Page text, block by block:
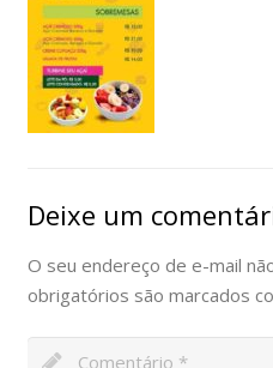
Deixe um
O seu endereço de e-mail
obrigatórios são marcados